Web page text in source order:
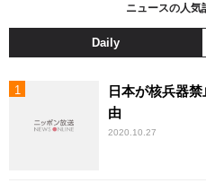
ニュースの人気
Daily
日本が核兵器
由
2020.10.27